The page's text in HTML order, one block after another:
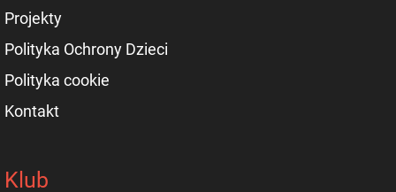
Projekty
Polityka Ochrony Dzieci
Polityka cookie
Kontakt
Klub